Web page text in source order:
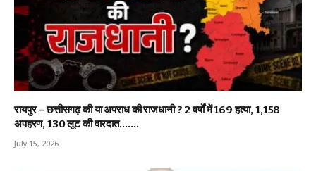
रायपुर – छत्तीसगढ़ की या अपराध की राजधानी ? 2 वर्षों में 169 हत्या, 1,158
अपहरण, 130 लूट की वारदात…….
July 15, 2026